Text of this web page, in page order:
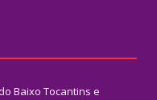
Baixo Tocantins e